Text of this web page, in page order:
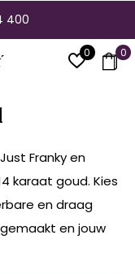
0 0
binnen NL
Franky en
karaat goud. Kies
en draag
en jouw